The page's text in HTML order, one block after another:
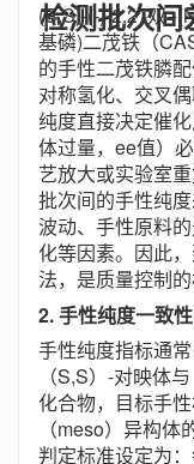
检测批次间
(S,S)-(-)-2,2'-双
基磷)二茂铁（
的手性二茂铁膦
对称氢化、交叉
纯度直接决定催
体过量，ee值）
艺放大或实验室
批次间的手性纯
波动、手性原料
化等因素。因此
法，是质量控制的
2. 手性纯度一致
手性纯度指标通
（S,S）-对映体
化合物，目标手
（meso）异构
判定标准设定为